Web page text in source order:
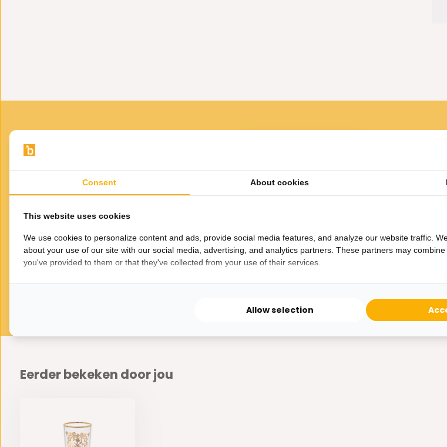
Gerelateerde
producten
- hittebestendig
34,95
Eerder bekeken door jou
Consent About cookies
This website uses cookies
We use cookies to personalize content and ads, provide social media features, and analyze our website traffic.
about your use of our site with our social media, advertising, and analytics partners. These partners may
you've provided to them or that they've collected from your use of their services.
Allow selection